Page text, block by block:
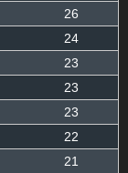
26
24
23
23
23
22
21